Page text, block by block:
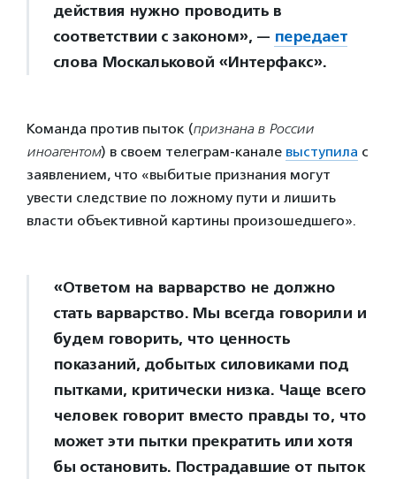
действия нужно проводить в
соответствии с законом», — передает
слова Москальковой «Интерфакс».
Команда против пыток (признана в России
иноагентом) в своем телеграм-канале выступила с
заявлением, что «выбитые признания могут
увести следствие по ложному пути и лишить
власти объективной картины произошедшего».
«Ответом на варварство не должно
стать варварство. Мы всегда говорили и
будем говорить, что ценность
показаний, добытых силовиками под
пытками, критически низка. Чаще всего
человек говорит вместо правды то, что
может эти пытки прекратить или хотя
бы остановить. Пострадавшие от пыток